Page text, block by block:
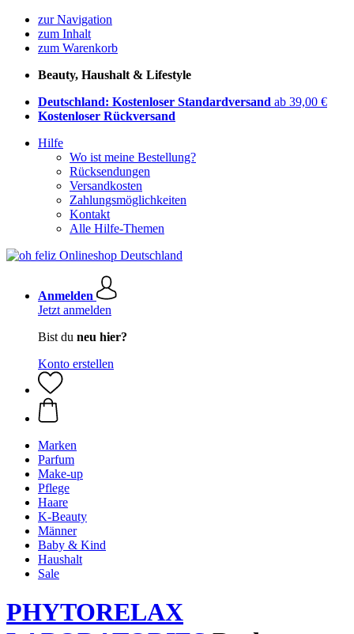
zur Navigation
zum Inhalt
zum Warenkorb
Beauty, Haushalt & Lifestyle
Deutschland: Kostenloser Standardversand ab 39,00 €
Kostenloser Rückversand
Hilfe
Wo ist meine Bestellung?
Rücksendungen
Versandkosten
Zahlungsmöglichkeiten
Kontakt
Alle Hilfe-Themen
Anmelden
Jetzt anmelden
Bist du neu hier?
Konto erstellen
Marken
Parfum
Make-up
Pflege
Haare
K-Beauty
Männer
Baby & Kind
Haushalt
Sale
PHYTORELAX